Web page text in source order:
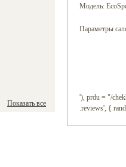
Показать все
Модель:
Параметры
'), prdu = "/
.reviews', {